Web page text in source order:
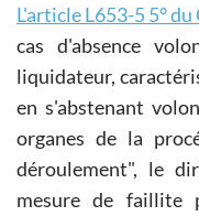
L'article L653-5 5°
cas d'absence
liquidateur,
en s'abstenant
organes de la
déroulement", le
mesure de faillite